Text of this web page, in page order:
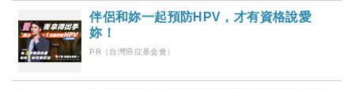
伴侶和妳一起預防HPV，才有資格說愛
妳！
PR（台灣癌症基金會）